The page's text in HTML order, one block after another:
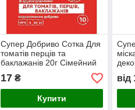
Супер Добриво Сотка Для
томатів перців та
баклажанів 20г Сімейний
Сад
17₴
Купити
від